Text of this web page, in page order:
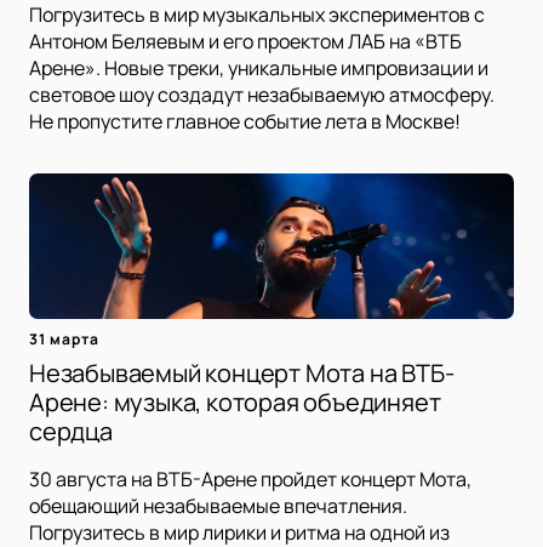
Погрузитесь в мир музыкальных экспериментов с
Антоном Беляевым и его проектом ЛАБ на «ВТБ
Арене». Новые треки, уникальные импровизации и
световое шоу создадут незабываемую атмосферу.
Не пропустите главное событие лета в Москве!
31 марта
Незабываемый концерт Мота на ВТБ-
Арене: музыка, которая объединяет
сердца
30 августа на ВТБ-Арене пройдет концерт Мота,
обещающий незабываемые впечатления.
Погрузитесь в мир лирики и ритма на одной из